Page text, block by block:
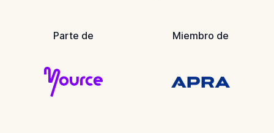
Parte de Miembro de